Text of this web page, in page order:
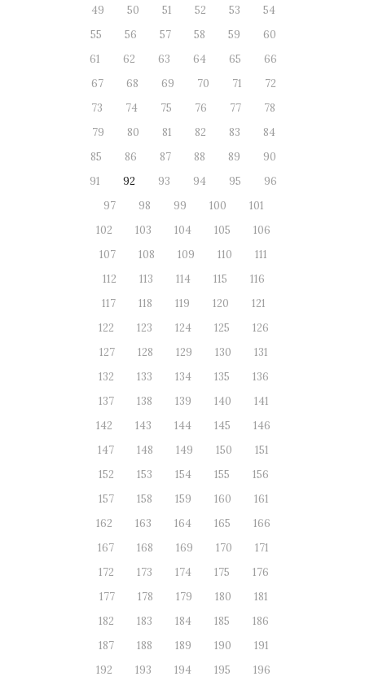
49
50 51 52 53
54
55
56 57 58 59
60
61
62 63 64 65
66
67
68 69 70 71
72
73
74 75 76 77
78
79
80 81 82 83
84
85
86 87 88 89
90
91
92 93 94 95
96
97
98 99 100
101
102
103 104 105
106
107
108 109 110
111
112
113 114 115
116
117
118 119 120
121
122
123 124 125
126
127
128 129 130
131
132
133 134 135
136
137
138 139 140
141
142
143 144 145
146
147
148 149 150
151
152
153 154 155
156
157
158 159 160
161
162
163 164 165
166
167
168 169 170
171
172
173 174 175
176
177
178 179 180
181
182
183 184 185
186
187
188 189 190
191
192
193 194 195
196